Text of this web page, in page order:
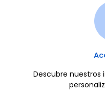
Descubre nuestros